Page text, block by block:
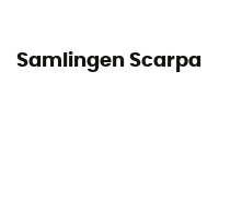
Krumning
Samlingen Scarpa